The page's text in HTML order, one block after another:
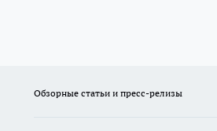
Обзорные статьи и пресс-релизы